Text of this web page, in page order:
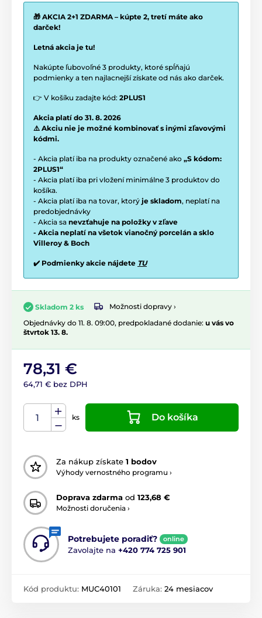
🎁 AKCIA 2+1 ZDARMA – kúpte 2, tretí máte ako
darček!
Letná akcia je tu!
Nakúpte ľubovoľné 3 produkty, ktoré spĺňajú
podmienky a ten najlacnejší získate od nás ako darček.
👉 V košíku zadajte kód: 2PLUS1
Akcia platí do 31. 8. 2026
⚠️ Akciu nie je možné kombinovať s inými zľavovými
kódmi.
- Akcia platí iba na produkty označené ako „S kódom:
2PLUS1“
- Akcia platí iba pri vložení minimálne 3 produktov do
košíka.
- Akcia platí iba na tovar, ktorý je skladom, neplatí na
predobjednávky
- Akcia sa nevzťahuje na položky v zľave
- Akcia neplatí na všetok vianočný porcelán a sklo
Villeroy & Boch
✔️ Podmienky akcie nájdete TU
Skladom 2 ks
Možnosti dopravy ›
Objednávky do 11. 8. 09:00, predpokladané dodanie: u vás vo
štvrtok 13. 8.
78,31 €
64,71 € bez DPH
ks Do košíka
Za nákup získate 1 bodov
Výhody vernostného programu ›
Doprava zdarma od 123,68 €
Možnosti doručenia ›
Potrebujete poradiť? online
Zavolajte na +420 774 725 901
Kód produktu: MUC40101 Záruka: 24 mesiacov